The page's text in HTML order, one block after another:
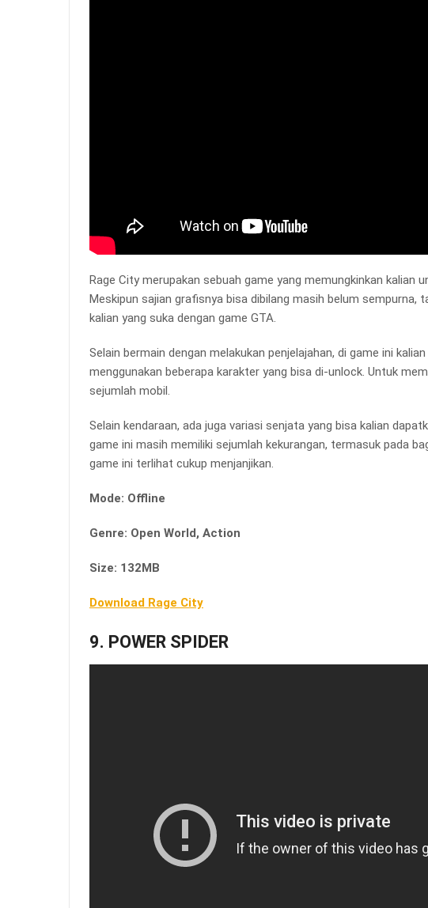
Rage City merupakan sebuah game yang memungkinkan kalian
Meskipun sajian grafisnya bisa dibilang masih belum sempurna,
kalian yang suka dengan game GTA.
Selain bermain dengan melakukan penjelajahan, di game ini
menggunakan beberapa karakter yang bisa di-unlock. Untuk
sejumlah mobil.
Selain kendaraan, ada juga variasi senjata yang bisa kalian
game ini masih memiliki sejumlah kekurangan, termasuk pada
game ini terlihat cukup menjanjikan.
Mode: Offline
Genre: Open World, Action
Size: 132MB
Download Rage City
9. POWER SPIDER